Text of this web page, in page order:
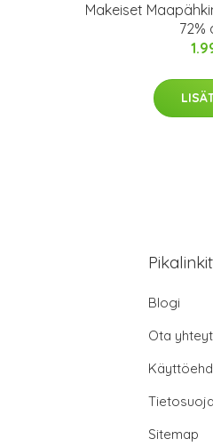
Makeiset
72%
Pikalinkit
Blogi
Ota
Sitemap